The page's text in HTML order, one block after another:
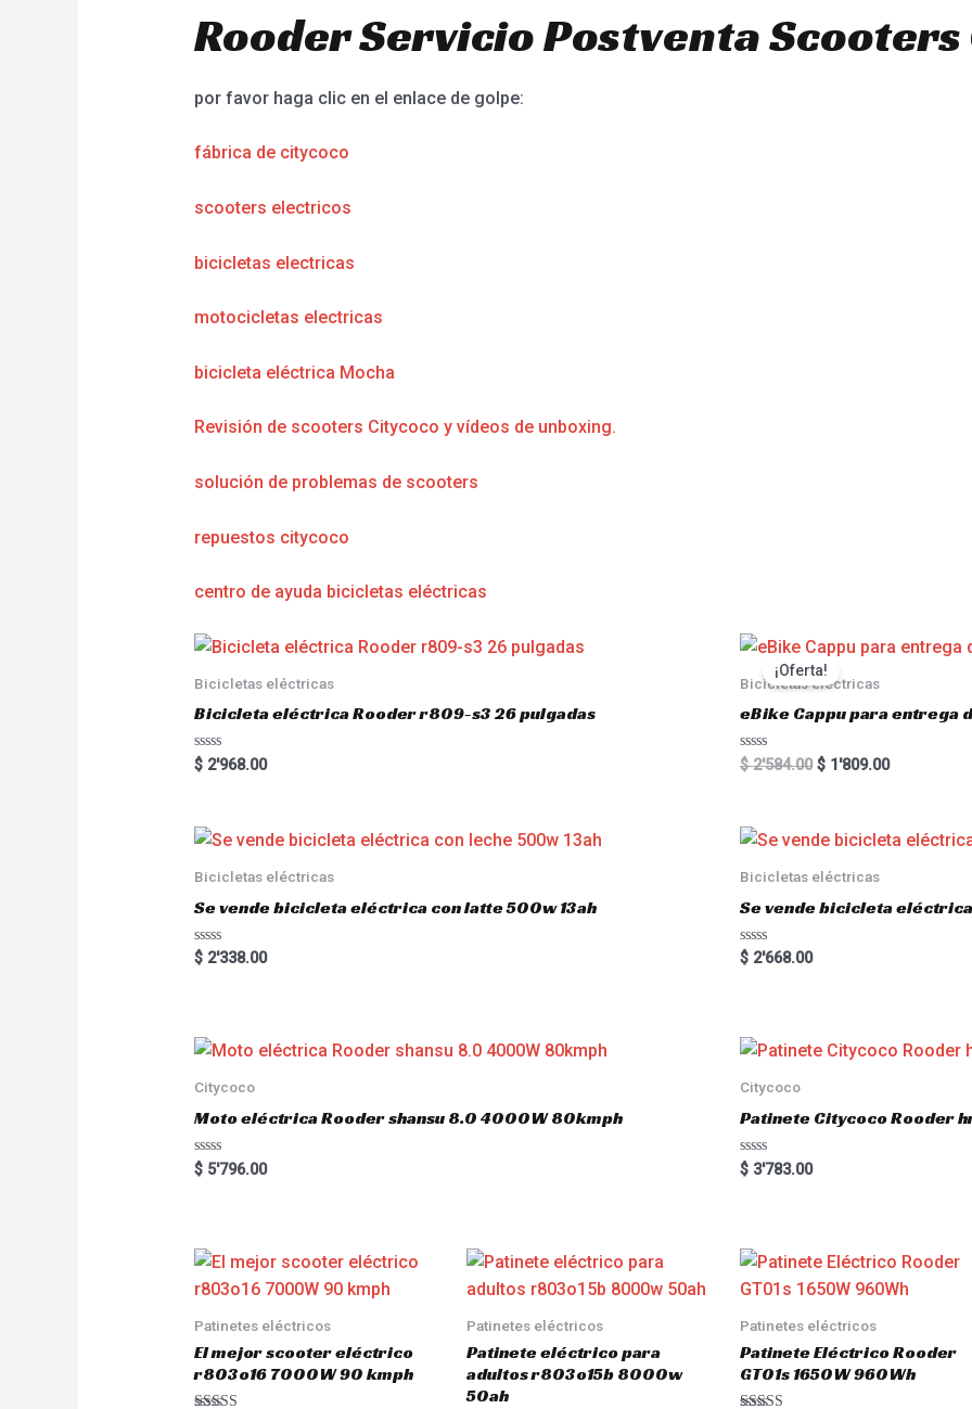
Rooder Servicio Postventa
por favor haga clic en el enlace de golpe:
fábrica de citycoco
scooters electricos
bicicletas electricas
motocicletas electricas
bicicleta eléctrica Mocha
Revisión de scooters Citycoco y vídeos de unboxing.
solución de problemas de scooters
repuestos citycoco
centro de ayuda bicicletas eléctricas
Bicicletas eléctricas
Bicicleta eléctrica Rooder r809-s3 26 pulgadas
R
a
0
o
t
f
5
$2'968.00
¡Oferta!
Bicicletas eléctricas
eBike Cappu para entrega
R
a
0
o
t
f
5
$2'584.00 $ 1'809.00
Bicicletas eléctricas
Se vende bicicleta eléctrica con latte 500w 13ah
R
a
o
u
o
f
5
$2'338.00
Bicicletas eléctricas
Se vende bicicleta
R
a
o
u
o
f
5
$ 2'668.00
Citycoco
Moto eléctrica Rooder shansu 8.0 4000W 80kmph
R
a
o
u
o
5
$5'796.00
Citycoco
Patinete Citycoco Rooder
R
a
o
u
t
o
5
$ 3'783.00
Patinetes eléctricos
El mejor scooter eléctrico
r803o16 7000W 90 kmph
Patinetes eléctricos
Patinete eléctrico para
adultos r803o15b 8000w
50ah
Patinetes eléctricos
Patinete Eléctrico Rooder
GT01s 1650W 960Wh